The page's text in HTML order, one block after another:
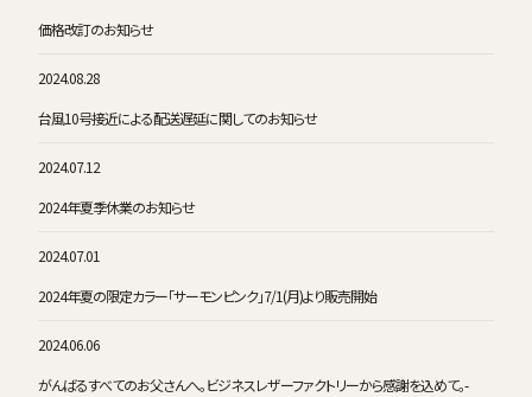
価格改訂のお知らせ
2024.08.28
台風10号接近による配送遅延に関してのお知らせ
2024.07.12
2024年夏季休業のお知らせ
2024.07.01
2024年夏の限定カラー「サーモンピンク」7/1(月)より販売開始
2024.06.06
がんばるすべてのお父さんへ。ビジネスレザーファクトリーから感謝を込めて。-